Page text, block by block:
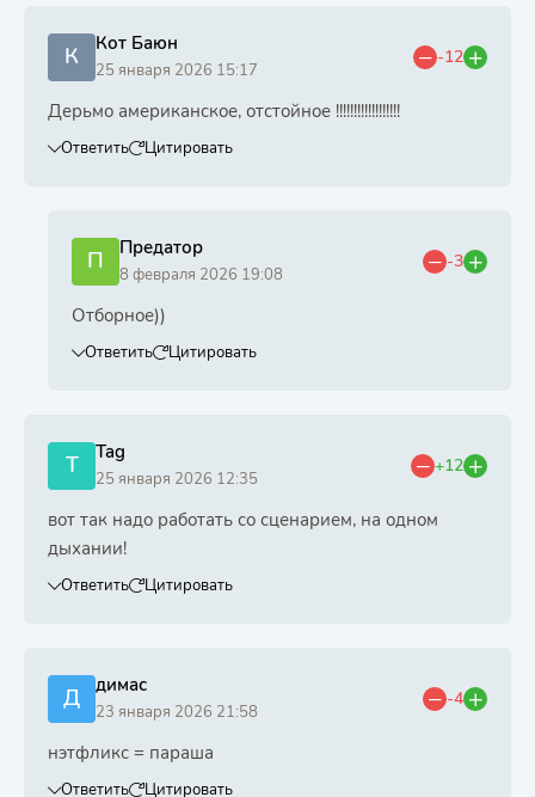
К Кот Баюн
25 января 2026 15:17
-12
Дерьмо американское, отстойное !!!!!!!!!!!!!!!!!!
Ответить Цитировать
П Предатор
8 февраля 2026 19:08
-3
Отборное))
Ответить Цитировать
T Tag
25 января 2026 12:35
+12
вот так надо работать со сценарием, на одном
дыхании!
Ответить Цитировать
Д димас
23 января 2026 21:58
-4
нэтфликс = параша
Ответить Цитировать